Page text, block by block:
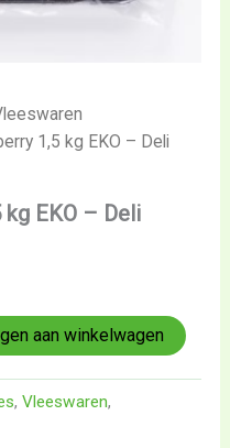
1,5 kg EKO – Deli
kg EKO – Deli
aan winkelwagen
,Vleeswaren,